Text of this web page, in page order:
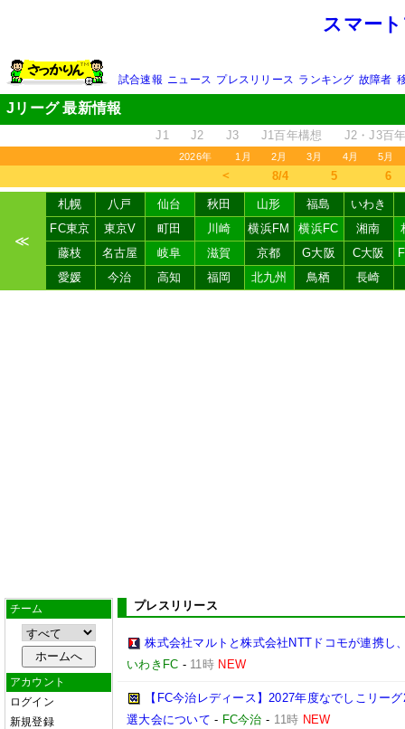
スマー
試合速報 ニュース プレスリリース ランキング 故障者
Jリーグ 最新情報
J1 J2 J3 J1百年構想 J2・J3百
2026年 1月 2月 3月 4月 5月
＜ 8/4 5 6
≪
札幌 八戸 仙台 秋田 山形 福島
いわき
FC東京
東京V 町田 川崎 横浜FM 横浜FC 湘南
藤枝
名古屋 岐阜 滋賀 京都 G大阪 C大阪
愛媛
今治 高知 福岡 北九州 鳥栖 長崎
チーム
アカウント
ログイン
新規登録
プレスリリース
株式会社マルトと株式会社NTTドコモが連携し
いわきFC - 11時 NEW
【FC今治レディース】2027年度なでしこリー
選大会について - FC今治 - 11時 NEW